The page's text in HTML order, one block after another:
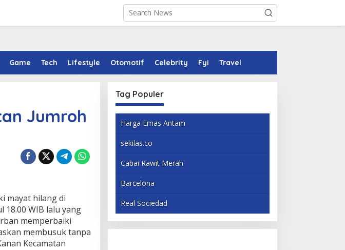
Game Tech Lifestyle Otomotif Celebrity Fyi Travel
Jumroh
mayat hilang di
18.00 WIB lalu yang
memperbaiki
membusuk tanpa
Kecamatan
Tag Populer
Harga Emas Antam
sekilas.co
Cabai Rawit Merah
Barcelona
Real Sociedad